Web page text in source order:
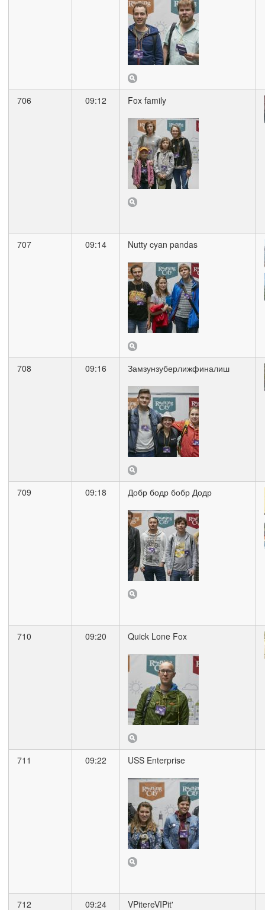
706 09:12 Fox family
707 09:14 Nutty cyan pandas
708 09:16 Замзунзуберлижфиналиш
709 09:18 Добр бодр бобр Додр
710 09:20 Quick Lone Fox
711 09:22 USS Enterprise
712 09:24 VPitereVIPit'